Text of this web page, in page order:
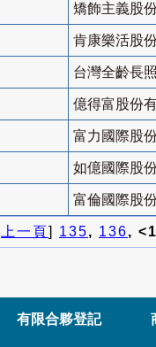
矯飾主義股
肯康樂活股
台灣全齡長
億得富股份
富力國際股
如億國際股
富倫國際股
上一頁] 135, 136,
有限合夥登記